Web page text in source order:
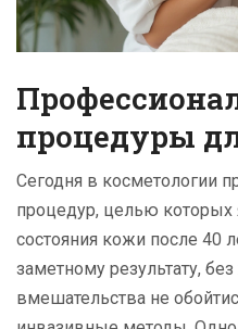
процедуры
Сегодня в косметологии
процедур, целью которых
состояния кожи после 40
заметному результату,
вмешательства не